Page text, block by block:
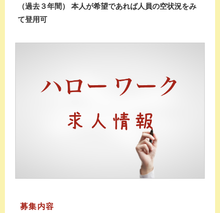
（過去３年間） 本人が希望であれば人員の空状況をみ
て登用可
募集内容